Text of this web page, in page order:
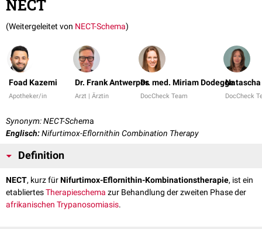
NECT
(Weitergeleitet von NECT-Schema)
Foad Kazemi
Apotheker/in
Dr. Frank Antwerpes
Arzt | Ärztin
Dr. med. Miriam Dodegge
DocCheck Team DocCheck
Synonym: NECT-Schema
Englisch:Nifurtimox-Eflornithin Combination Therapy
Definition
NECT, kurz fürNifurtimox-Eflornithin-Kombinationstherapie, ist ein
etabliertesTherapieschema zur Behandlung der zweiten Phase der
afrikanischen Trypanosomiasis.